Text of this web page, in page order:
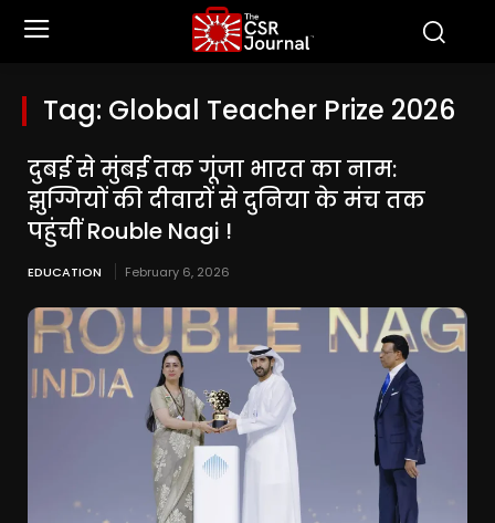
Tag: Global Teacher Prize 2026
दुबई से मुंबई तक गूंजा भारत का नाम:
झुग्गियों की दीवारों से दुनिया के मंच तक
पहुंचीं Rouble Nagi !
EDUCATION February 6, 2026